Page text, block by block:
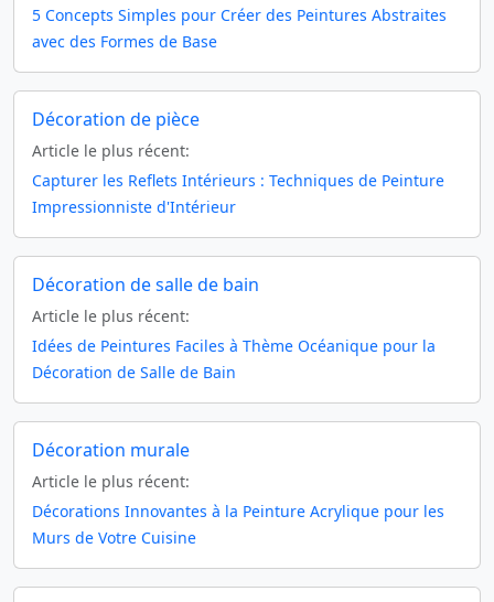
5 Concepts Simples pour Créer des Peintures Abstraites
avec des Formes de Base
Décoration de pièce
Article le plus récent:
Capturer les Reflets Intérieurs : Techniques de Peinture
Impressionniste d'Intérieur
Décoration de salle de bain
Article le plus récent:
Idées de Peintures Faciles à Thème Océanique pour la
Décoration de Salle de Bain
Décoration murale
Article le plus récent:
Décorations Innovantes à la Peinture Acrylique pour les
Murs de Votre Cuisine